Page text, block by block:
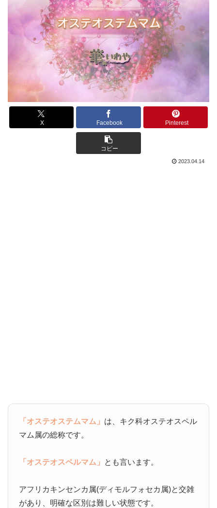
X Facebook Pinterest
コピー
2023.04.14
「オステオステムマム」 は、キク科オステオスペル
マム属の総称です。
「オステオスペルマム」 とも言います。
アフリカキンセンカ属(ディモルフォセカ属)と交雑
があり、明確な区別は難しい状態です。